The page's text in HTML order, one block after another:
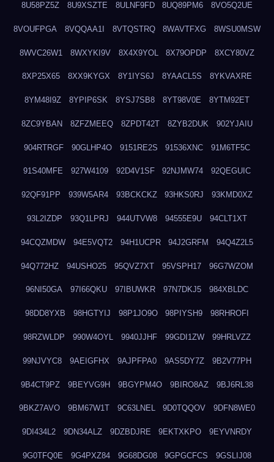
8U58PZ5Z 8U9XSZTE 8ULNF9FD 8UQ89PM6 8VO5Q2UE
8VOUFPGA 8VQQAA1I 8VTQSTRQ 8WAVTFXG 8WSU0MSW
8WVC26W1 8WXYKI9V 8X4X9YOL 8X79OPDP 8XCY80VZ
8XP25X65 8XX9KYGX 8Y1IYS6J 8YAACL5S 8YKVAXRE
8YM48I9Z 8YPIP6SK 8YSJ7SB8 8YT98V0E 8YTM92ET
8ZC9YBAN 8ZFZMEEQ 8ZPDT42T 8ZYB2DUK 902YJAIU
904RTRGF 90GLHP4O 9151RE2S 91536XNC 91M6TF5C
91S40MFE 927W4109 92D4V1SF 92NJMW74 92QEGUIC
92QF91PP 939W5AR4 93BCKCKZ 93HKS0RJ 93KMD0XZ
93L2IZDP 93Q1LPRJ 944UTVW8 94555E9U 94CLT1XT
94CQZMDW 94E5VQT2 94H1UCPR 94J2GRFM 94Q4Z2L5
94Q772HZ 94USHO25 95QVZ7XT 95VSPH17 96G7WZOM
96NI50GA 97I66QKU 97IBUWKR 97N7DKJ5 984XBLDC
98DD8YXB 98HGTYIJ 98P1JO9O 98PIYSH9 98RHROFI
98RZWLDP 990W4OYL 9940JJHF 99GDI1ZW 99HRLVZZ
99NJVYC8 9AEIGFHX 9AJPFPA0 9AS5DY7Z 9B2V77PH
9B4CT9PZ 9BEYVG9H 9BGYPM4O 9BIRO8AZ 9BJ6RL38
9BKZ7AVO 9BM67W1T 9C63LNEL 9D0TQQOV 9DFN8WE0
9DI434L2 9DN34ALZ 9DZBDJRE 9EKTXKPO 9EYVNRDY
9G0TFQ0E 9G4PXZ84 9G68DG08 9GPGCFCS 9GSLIJ08